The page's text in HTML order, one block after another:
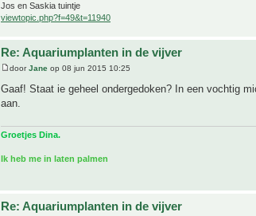
Jos en Saskia tuintje
viewtopic.php?f=49&t=11940
Re: Aquariumplanten in de vijver
doorJane op 08 jun 2015 10:25
Gaaf! Staat ie geheel ondergedoken? In een vochtig
aan.
Groetjes Dina.
Ik heb me in laten palmen
Re: Aquariumplanten in de vijver